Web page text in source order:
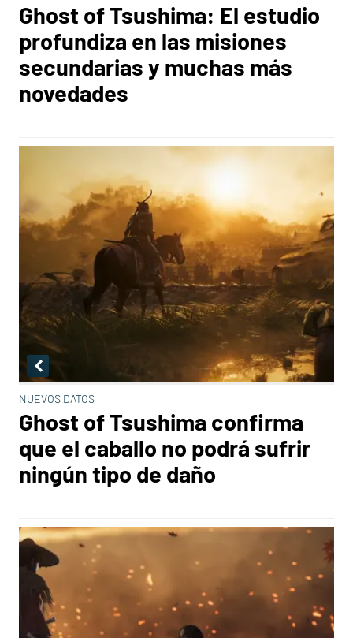
Ghost of Tsushima: El estudio
profundiza en las misiones
secundarias y muchas más
novedades
NUEVOS DATOS
Ghost of Tsushima confirma
que el caballo no podrá sufrir
ningún tipo de daño